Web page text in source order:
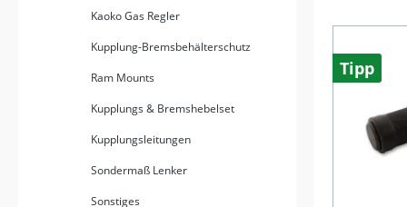
Kaoko Gas Regler
Kupplung-Bremsbehälterschutz
Ram Mounts
Kupplungs & Bremshebelset
Kupplungsleitungen
Sondermaß Lenker
Sonstiges
dieser
Anwendungen.
Kleber
Tipp